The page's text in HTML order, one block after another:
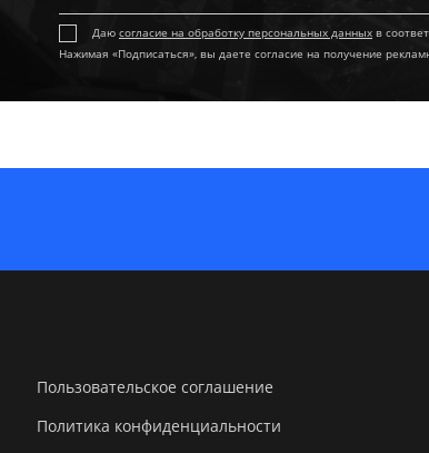
Даю согласие на обработку персональных данных в
Нажимая «Подписаться», вы даете согласие на получение
Пользовательское соглашение
Политика конфиденциальности